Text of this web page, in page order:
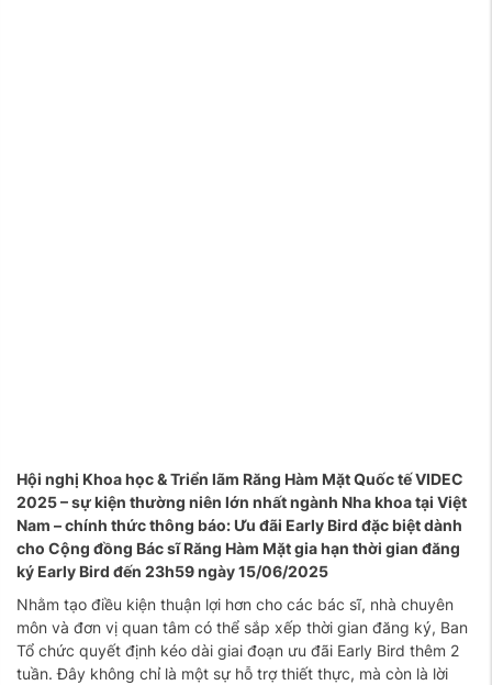
Hội nghị Khoa học & Triển lãm Răng Hàm Mặt Quốc tế VIDEC
2025 – sự kiện thường niên lớn nhất ngành Nha khoa tại Việt
Nam – chính thức thông báo: Ưu đãi Early Bird đặc biệt dành
cho Cộng đồng Bác sĩ Răng Hàm Mặt gia hạn thời gian đăng
ký Early Bird đến 23h59 ngày 15/06/2025
Nhằm tạo điều kiện thuận lợi hơn cho các bác sĩ, nhà chuyên
môn và đơn vị quan tâm có thể sắp xếp thời gian đăng ký, Ban
Tổ chức quyết định kéo dài giai đoạn ưu đãi Early Bird thêm 2
tuần. Đây không chỉ là một sự hỗ trợ thiết thực, mà còn là lời